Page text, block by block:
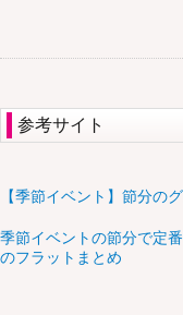
参考サイト
【季節イベント】節分の
季節イベントの節分で定
のフラットまとめ